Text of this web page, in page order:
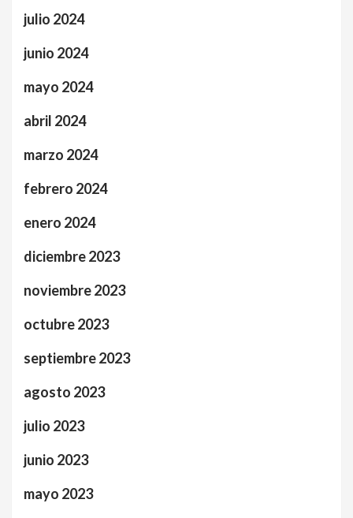
julio 2024
junio 2024
mayo 2024
abril 2024
marzo 2024
febrero 2024
enero 2024
diciembre 2023
noviembre 2023
octubre 2023
septiembre 2023
agosto 2023
julio 2023
junio 2023
mayo 2023